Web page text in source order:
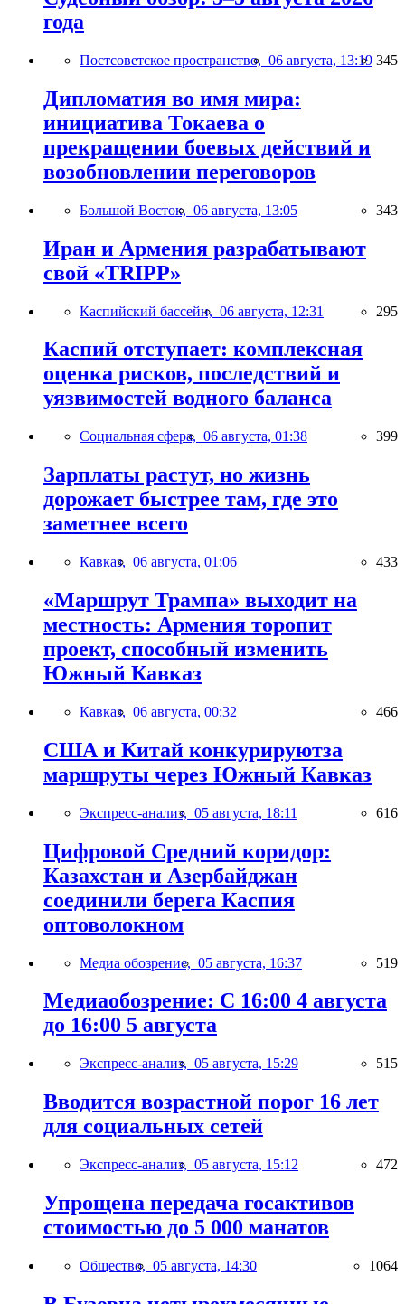
года
Постсоветское пространство, 06 августа, 13:19 345
Дипломатия во имя мира:
инициатива Токаева о
прекращении боевых действий и
возобновлении переговоров
Большой Восток, 06 августа, 13:05 343
Иран и Армения разрабатывают
свой «TRIPP»
Каспийский бассейн, 06 августа, 12:31 295
Каспий отступает: комплексная
оценка рисков, последствий и
уязвимостей водного баланса
Социальная сфера, 06 августа, 01:38 399
Зарплаты растут, но жизнь
дорожает быстрее там, где это
заметнее всего
Кавказ, 06 августа, 01:06 433
«Маршрут Трампа» выходит на
местность: Армения торопит
проект, способный изменить
Южный Кавказ
Кавказ, 06 августа, 00:32 466
США и Китай конкурируютза
маршруты через Южный Кавказ
Экспресс-анализ, 05 августа, 18:11 616
Цифровой Средний коридор:
Казахстан и Азербайджан
соединили берега Каспия
оптоволокном
Медиа обозрение, 05 августа, 16:37 519
Медиаобозрение: С 16:00 4 августа
до 16:00 5 августа
Экспресс-анализ, 05 августа, 15:29 515
Вводится возрастной порог 16 лет
для социальных сетей
Экспресс-анализ, 05 августа, 15:12 472
Упрощена передача госактивов
стоимостью до 5 000 манатов
Общество, 05 августа, 14:30 1064